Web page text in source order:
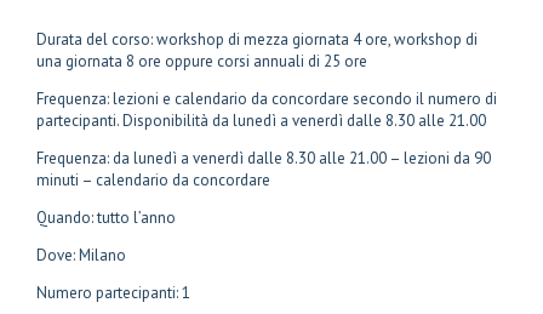
Durata del corso: workshop di mezza giornata 4 ore, workshop di
una giornata 8 ore oppure corsi annuali di 25 ore
Frequenza: lezioni e calendario da concordare secondo il numero di
partecipanti. Disponibilità da lunedì a venerdì dalle 8.30 alle 21.00
Frequenza: da lunedì a venerdì dalle 8.30 alle 21.00 – lezioni da 90
minuti – calendario da concordare
Quando: tutto l’anno
Dove: Milano
Numero partecipanti: 1